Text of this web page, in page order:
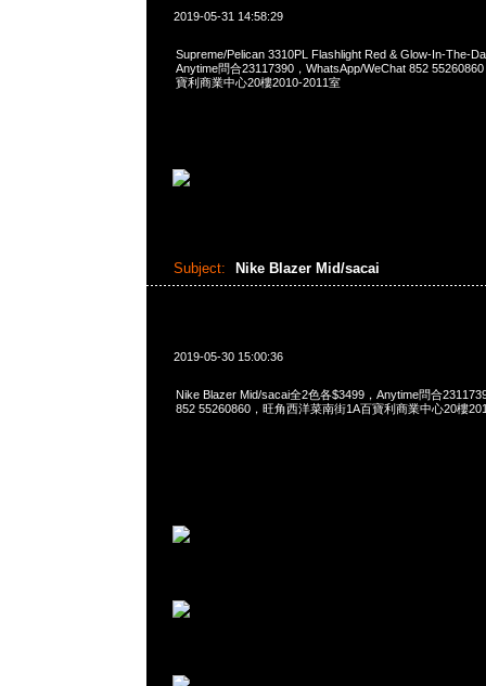
2019-05-31 14:58:29
Supreme/Pelican 3310PL Flashlight Red & Glow-In-The-
Anytime問合23117390，WhatsApp/WeChat 852
寶利商業中心20樓2010-2011室
Subject: Nike Blazer Mid/sacai
2019-05-30 15:00:36
Nike Blazer Mid/sacai全2色各$3499，Anytime問合
852 55260860，旺角西洋菜南街1A百寶利商業中心20樓